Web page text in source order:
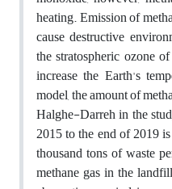
heating. Emission of
cause destructive
the stratospheric ozone
increase the Earth's
model, the amount of
Halghe-Darreh in the
2015 to the end of 2019
thousand tons of waste
methane gas in the